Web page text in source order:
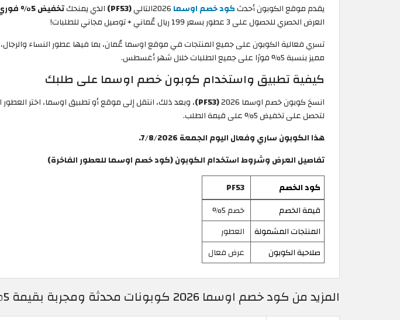
يقدم موقع الكوبون أحدثكود خصم اوسما (PF53) الذي يمنحكتخفيض 5% فوري لغاية 0.4 ريال عُماني على طلبك
العرض الحصري للحصول على 3 عطور بسعر 199 ريال عُماني + توصيل مجاني للطلبات!
تسري فعالية الكوبون على جميع المنتجات في موقع اوسما عُمان، بما فيها عطور النساء
مميز بنسبة 5% فورًا على جميع الطلبات خلال شهر أغسطس.
كيفية تطبيق واستخدام كوبون خصم اوسما على طلبك
انسخ كوبون خصم اوسما 2026 (PF53)
، وبعد ذلك، انتقل إلى موقع أو تطبيق اوسما، اختر
لتحصل على تخفيض 5% على قيمة الطلب.
هذا الكوبون ساري وفعال اليوم الجمعة 7/8/2026.
تفاصيل العرض وشروط استخدام الكوبون (كود خصم اوسما للعطور الفاخرة)
كود الخصم
PF53
قيمة الخصم
خصم 5%
المنتجات المشمولة
العطور
صلاحية الكوبون
عرض فعال
المزيد من كود خصم اوسما 2026 كوبونات محدثة ومجربة بقيمة 5% على العطور